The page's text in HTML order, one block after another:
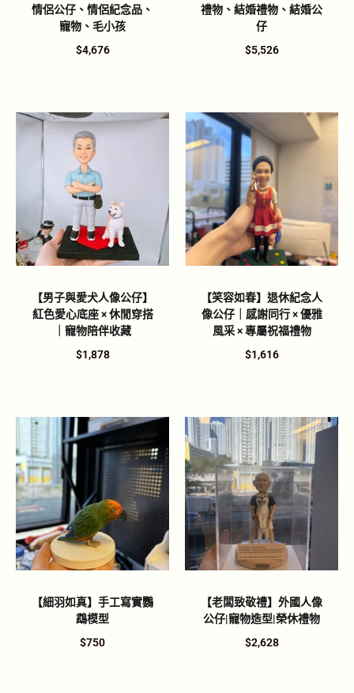
情侶公仔、情侶紀念品、
寵物、毛小孩
$4,676
禮物、結婚禮物、結婚公
仔
$5,526
【男子與愛犬人像公仔】
紅色愛心底座 × 休閒穿搭
｜寵物陪伴收藏
$1,878
【笑容如春】退休紀念人
像公仔｜感謝同行 × 優雅
風采 × 專屬祝福禮物
$1,616
【細羽如真】手工寫實鸚
鵡模型
$750
【老闆致敬禮】外國人像
公仔|寵物造型|榮休禮物
$2,628